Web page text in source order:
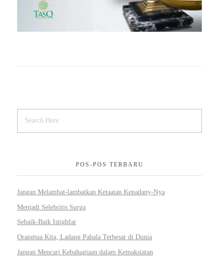
POS-POS TERBARU
Jangan Melambat-lambatkan Ketaatan Kepadany-Nya
Menjadi Selebritis Surga
Sebaik-Baik Istighfar
Orangtua Kita, Ladang Pahala Terbesar di Dunia
Jangan Mencari Kebahagiaan dalam Kemaksiatan